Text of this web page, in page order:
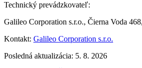
Technický prevádzkovateľ:
Galileo Corporation s.r.o., Čierna Voda
Kontakt: Galileo Corporation s.r.o.
Posledná aktualizácia: 5. 8. 2026